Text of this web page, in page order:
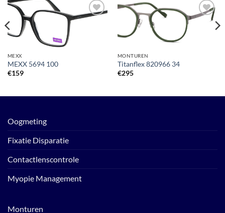
Toevoegen
MEXX
MEXX 5694 100
€159
Toevoegen
verlanglijst
MONTUREN
Titanflex 820966 34
€295
Oogmeting
Fixatie Disparatie
Contactlenscontrole
Myopie Management
Monturen